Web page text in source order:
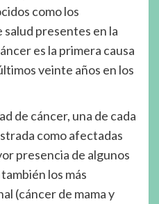
como los
presentes en la
es la primera causa
veinte años en los
de cáncer, una de cada
como afectadas
presencia de algunos
los más
(cáncer de mama y